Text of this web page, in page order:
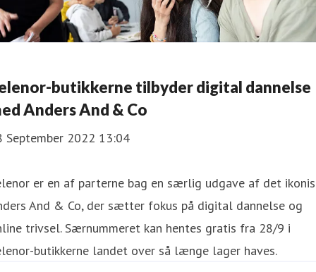
butikkerne tilbyder digital dannelse
Anders And & Co
September 2022 13:04
er en af parterne bag en særlig udgave af det
And & Co, der sætter fokus på digital dannelse og
trivsel. Særnummeret kan hentes gratis fra 28/9 i
butikkerne landet over så længe lager haves.